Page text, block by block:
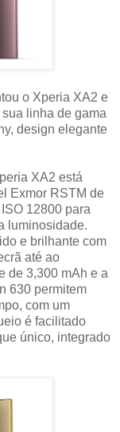
o Xperia XA2 e
linha de gama
design elegante
XA2 está
Exmor RSTM de
12800 para
luminosidade.
e brilhante com
até ao
de 3,300 mAh e a
630 permitem
com um
é facilitado
único, integrado